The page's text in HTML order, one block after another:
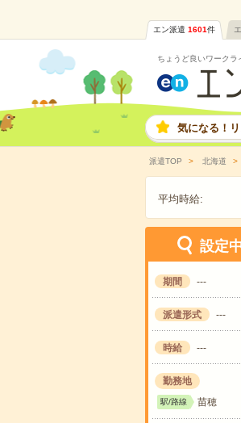
エン派遣 1601件
ちょうど良いワークラ
気になる！
派遣TOP 北海道
平均時給:
設定
期間 ---
派遣形式 ---
時給 ---
勤務地
駅/路線 苗穂